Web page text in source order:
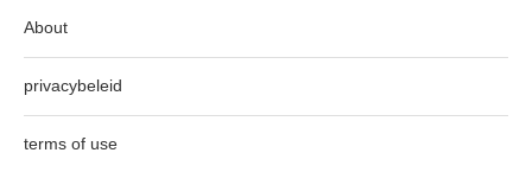
About
privacybeleid
terms of use